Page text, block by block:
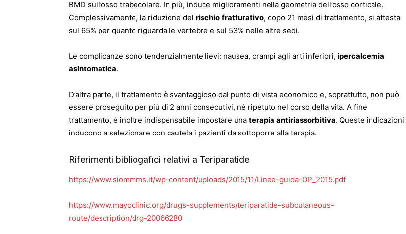
BMD sull’osso trabecolare. In più, induce miglioramenti nella geometria dell’osso corticale.
Complessivamente, la riduzione del rischio fratturativo, dopo 21 mesi di trattamento, si attesta
sul 65% per quanto riguarda le vertebre e sul 53% nelle altre sedi.
Le complicanze sono tendenzialmente lievi: nausea, crampi agli arti inferiori, ipercalcemia
asintomatica.
D’altra parte, il trattamento è svantaggioso dal punto di vista economico e, soprattutto, non può
essere proseguito per più di 2 anni consecutivi, né ripetuto nel corso della vita. A fine
trattamento, è inoltre indispensabile impostare una terapia antiriassorbitiva. Queste indicazioni
inducono a selezionare con cautela i pazienti da sottoporre alla terapia.
Riferimenti bibliogafici relativi a Teriparatide
https://www.siommms.it/wp-content/uploads/2015/11/Linee-guida-OP_2015.pdf
https://www.mayoclinic.org/drugs-supplements/teriparatide-subcutaneous-
route/description/drg-20066280